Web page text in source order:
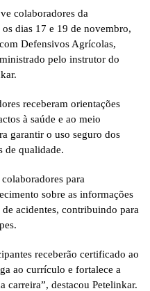
colaboradores da
dias 17 e 19 de novembro,
Defensivos Agrícolas,
pelo instrutor do
receberam orientações
à saúde e ao meio
garantir o uso seguro dos
de qualidade.
para
sobre as informações
acidentes, contribuindo para
receberão certificado ao
ao currículo e fortalece a
carreira”, destacou Petelinkar.